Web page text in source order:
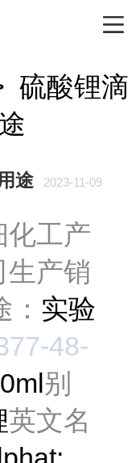
硫酸锂滴
途 2023-11-09
化工产
生产销
实验
48-
别
英文名